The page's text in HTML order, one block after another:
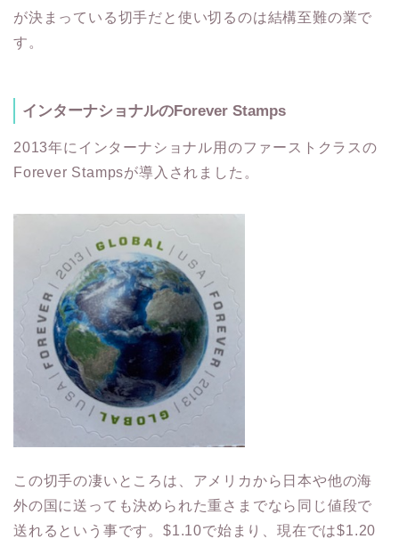
が決まっている切手だと使い切るのは結構至難の業で
す。
インターナショナルのForever Stamps
2013年にインターナショナル用のファーストクラスの
Forever Stampsが導入されました。
この切手の凄いところは、アメリカから日本や他の海
外の国に送っても決められた重さまでなら同じ値段で
送れるという事です。$1.10で始まり、現在では$1.20